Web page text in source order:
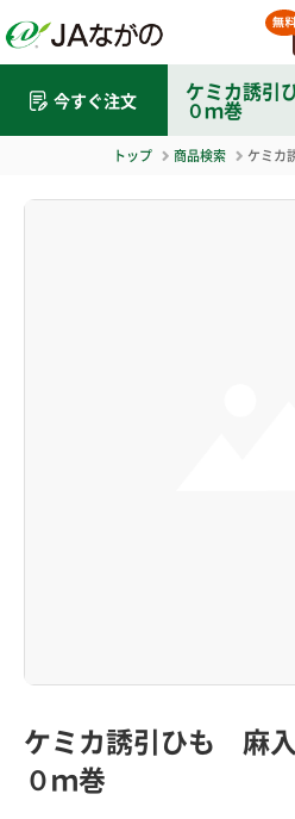
今すぐ注文 ケミカ誘
０ｍ巻
トップ 商品検索 ケミ
ケミカ誘引ひも 麻
０ｍ巻